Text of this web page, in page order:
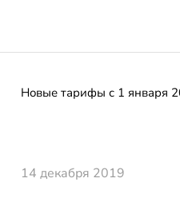
Новые тарифы с 1 января
14 декабря 2019